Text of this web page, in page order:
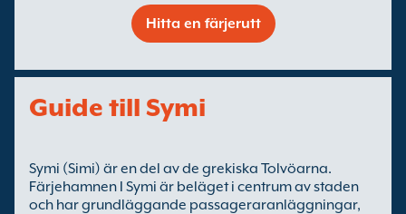
Hitta en färjerutt
Guide till Symi
Symi (Simi) är en del av de grekiska Tolvöarna.
Färjehamnen I Symi är beläget i centrum av staden
och har grundläggande passageraranläggningar,